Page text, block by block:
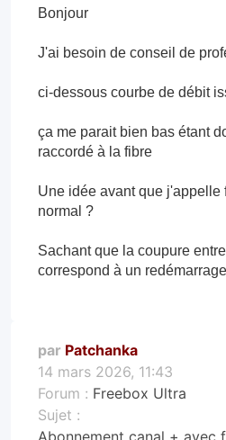
Bonjour
J'ai besoin de conseil de
ci-dessous courbe de débit
ça me parait bien bas étant
raccordé à la fibre
Une idée avant que j'appelle
normal ?
Sachant que la coupure
correspond à un
par Patchanka
14 mars 2026, 11:43
Forum : Freebox Ultra
Sujet :
Abonnement canal + avec